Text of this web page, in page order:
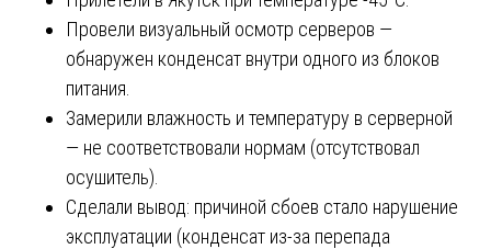
Провели визуальный осмотр серверов —
обнаружен конденсат внутри одного из блоков
питания.
Замерили влажность и температуру в серверной
— не соответствовали нормам (отсутствовал
осушитель).
Сделали вывод: причиной сбоев стало нарушение
эксплуатации (конденсат из-за перепада